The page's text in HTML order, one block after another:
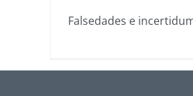
Falsedades e